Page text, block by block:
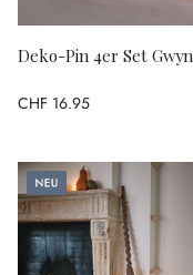
Deko-Pin 4er Set
CHF 16.95
Neu